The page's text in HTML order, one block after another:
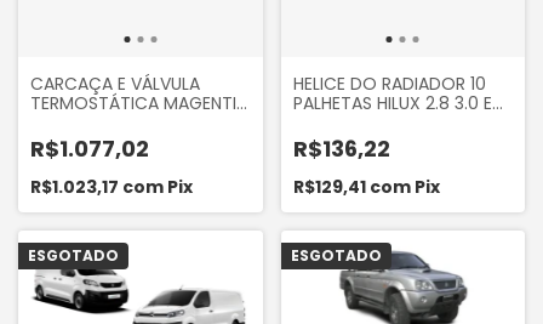
CARCAÇA E VÁLVULA
TERMOSTÁTICA MAGENTIS
SPORTAGE 2.0 16V 2013...
FLEX
R$1.077,02
R$1.023,17 com Pix
HELICE DO RADIADOR 10
PALHETAS HILUX 2.8 3.0 E
R$136,22
R$129,41 com Pix
ESGOTADO ESGOTADO